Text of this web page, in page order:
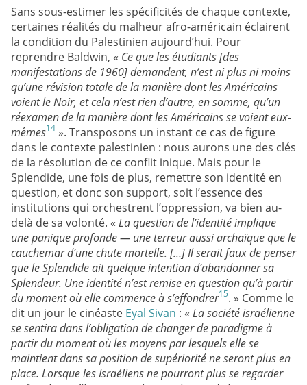
r
Sans sous-estimer les spécificités de chaque contexte,
certaines réalités du malheur afro-américain éclairent
la condition du Palestinien aujourd’hui. Pour
reprendre Baldwin, « Ce que les étudiants [des
manifestations de 1960] demandent, n’est ni plus ni moins
qu’une révision totale de la manière dont les Américains
voient le Noir, et cela n’est rien d’autre, en somme, qu’un
réexamen de la manière dont les Américains se voient eux-
mêmes14 ». Transposons un instant ce cas de figure
dans le contexte palestinien : nous aurons une des clés
de la résolution de ce conflit inique. Mais pour le
Splendide, une fois de plus, remettre son identité en
question, et donc son support, soit l’essence des
institutions qui orchestrent l’oppression, va bien au-
delà de sa volonté. « La question de l’identité implique
une panique profonde — une terreur aussi archaïque que le
cauchemar d’une chute mortelle. […] Il serait faux de penser
que le Splendide ait quelque intention d’abandonner sa
Splendeur. Une identité n’est remise en question qu’à partir
du moment où elle commence à s’effondrer15. » Comme le
dit un jour le cinéaste Eyal Sivan : « La société israélienne
se sentira dans l’obligation de changer de paradigme à
partir du moment où les moyens par lesquels elle se
maintient dans sa position de supériorité ne seront plus en
place. Lorsque les Israéliens ne pourront plus se regarder